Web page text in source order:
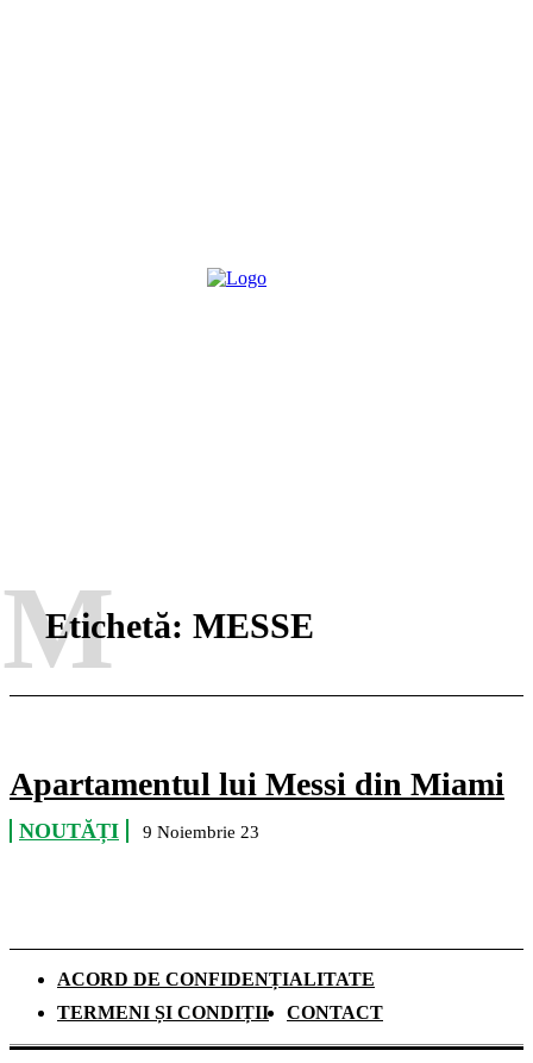
Etichetă: MESSE
M
Apartamentul lui Messi din Miami
NOUTĂȚI 9 Noiembrie 23
ACORD DE CONFIDENȚIALITATE
TERMENI ȘI CONDIȚII
CONTACT